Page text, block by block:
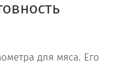
для мяса. Его